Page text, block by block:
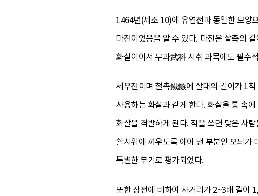
1464년(세조 10)에 유엽전과 동일한 모양
마전이었음을 알 수 있다. 마전은 살촉의
화살이어서 무과武科 시취 과목에도 필수
세우전이며 철촉鐵鏃에 살대의 길이가 1
사용하는 화살과 같게 한다. 화살을 통 속
화살을 격발하게 된다. 적을 쏘면 맞은 사
활시위에 끼우도록 에어 낸 부분인 오늬가
특별한 무기로 평가되었다.
또한 장전에 비하여 사거리가 2~3배 길어